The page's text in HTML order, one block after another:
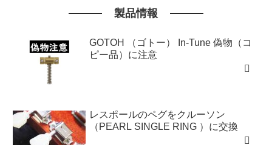
製品情報
GOTOH （ゴトー） In-Tune 偽物（コ
ピー品）に注意
レスポールのペグをクルーソン
（PEARL SINGLE RING ）に交換